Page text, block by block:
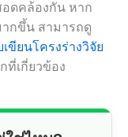
อดคล้องกัน หาก
กขึ้น สามารถดู
ขียนโครงร่างวิจัย
ที่เกี่ยวข้อง